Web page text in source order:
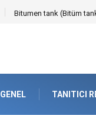
Güvenilir Chip Satışı:
GENEL TANITICI